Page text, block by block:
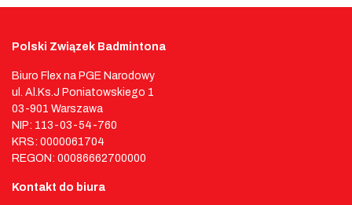
Polski Związek Badmintona
Biuro Flex na PGE Narodowy
ul. Al.Ks.J Poniatowskiego 1
03-901 Warszawa
NIP: 113-03-54-760
KRS: 0000061704
REGON: 00086662700000
Kontakt do biura